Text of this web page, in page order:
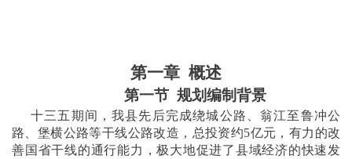
第一章 概述
第一节 规划编制背景
十三五期间，我县先后完成绕城公路、翁江至鲁冲公
路、堡横公路等干线公路改造，总投资约5亿元，有力的改
善国省干线的通行能力，极大地促进了县域经济的快速发